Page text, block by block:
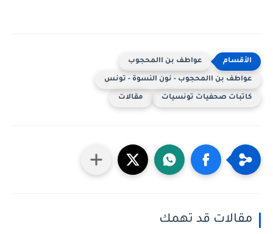
عواطف بن االمحجوب
عواطف بن االمحجوب - نون النسوة - تونس
كاتبات صحفيات تونسيات مقالات
مقالات قد تهمك